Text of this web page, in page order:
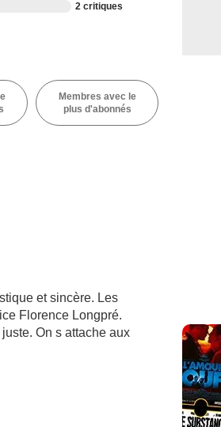
2 critiques
Membres avec le
plus d'abonnés
et sincère. Les
Florence Longpré.
On s attache aux